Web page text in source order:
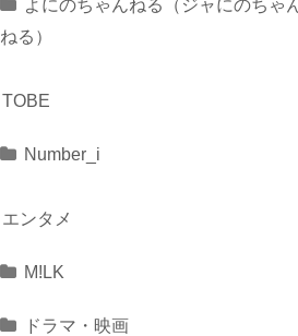
ねる）
TOBE
Number_i
エンタメ
M!LK
ドラマ・映画